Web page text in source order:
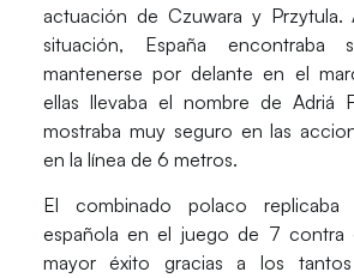
actuación de Czuwara y Przytula.
situación, España encontraba
mantenerse por delante en el
ellas llevaba el nombre de Adriá
mostraba muy seguro en las
en la línea de 6 metros.
El combinado polaco
española en el juego de 7 contra
mayor éxito gracias a los